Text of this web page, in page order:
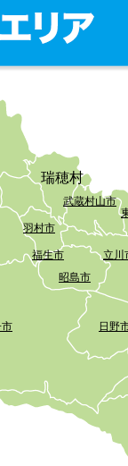
立川
日野
武蔵村山市
昭島市
瑞穂村
羽村市
福生市